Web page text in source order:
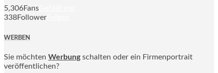
5,306Fans
338Follower
WERBEN
Sie möchten Werbung schalten oder ein Firmenportrait
veröffentlichen?